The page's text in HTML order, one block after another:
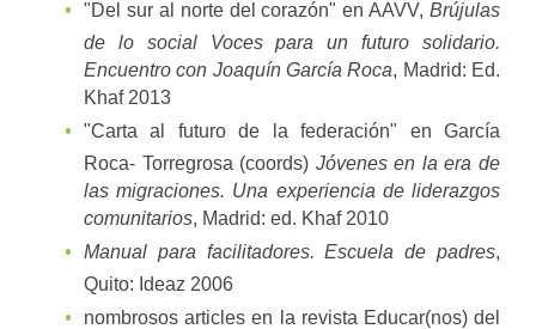
"Del sur al norte del corazón" en AAVV, Brújulas
de lo social Voces para un futuro solidario.
Encuentro con Joaquín García Roca, Madrid: Ed.
Khaf 2013
"Carta al futuro de la federación" en García
Roca- Torregrosa (coords) Jóvenes en la era de
las migraciones. Una experiencia de liderazgos
comunitarios, Madrid: ed. Khaf 2010
Manual para facilitadores. Escuela de padres,
Quito: Ideaz 2006
nombrosos articles en la revista Educar(nos) del